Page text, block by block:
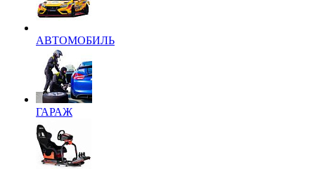
АВТОМОБИЛЬ
ГАРАЖ